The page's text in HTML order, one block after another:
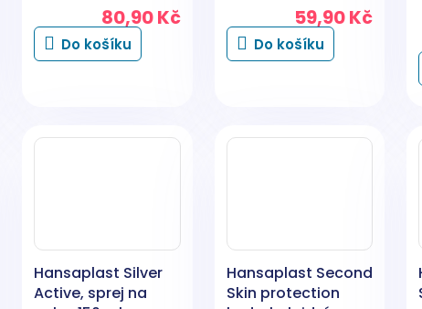
80,90 Kč
Do košíku
59,90 Kč
Do košíku
Hansaplast Silver
Active, sprej na
Hansaplast Second
Skin protection